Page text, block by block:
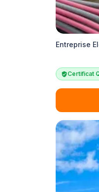
Entreprise
Certificat